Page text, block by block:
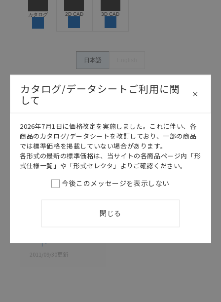
保できるよう設計されていること、および本製品が全
ン事例は参考用ですので、ご採用に際しては機器・装
置の機能や安全性をご確認のうえご使用ください。・
商品に接続される推奨機器等、現在では入手困難なも
のもそのまま記載しています。・誤字、脱字が含まれ
ている可能性がありますがご容赦ください。
ものであり、変更・改定させていただいている可能性
があります。改めて当サイトの掲載内容をご確認のう
え、ご用命下さいますようお願いいたします。
カタログ 2D CAD 3D CAD
日本語
ート
2011/09/30更新
カタログ/データシートご利用に関
して
2026年7月1日に価格改定を実施しました。これに伴い、各
商品のカタログ/データシートを改訂しており、一部の商品
では標準価格を掲載していない場合があります。
各形式の最新の標準価格は、当サイトの各商品ページ内「形
式仕様一覧」や「形式セレクタ」よりご確認ください。
今後このメッセージを表示しない
閉じる